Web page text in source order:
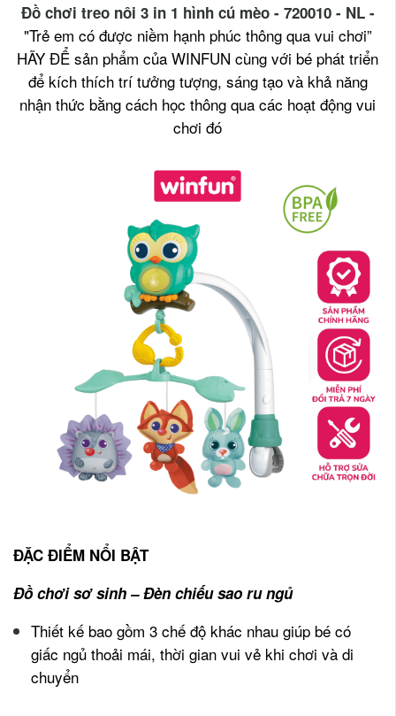
Đồ chơi treo nôi 3 in 1 hình cú mèo - 720010 - NL -
"Trẻ em có được niềm hạnh phúc thông qua vui chơi”
HÃY ĐỂ sản phẩm của WINFUN cùng với bé phát triển
để kích thích trí tưởng tượng, sáng tạo và khả năng
nhận thức bằng cách học thông qua các hoạt động vui
chơi đó
ĐẶC ĐIỂM NỔI BẬT
Đồ chơi sơ sinh – Đèn chiếu sao ru ngủ
Thiết kế bao gồm 3 chế độ khác nhau giúp bé có
giấc ngủ thoải mái, thời gian vui vẻ khi chơi và di
chuyển